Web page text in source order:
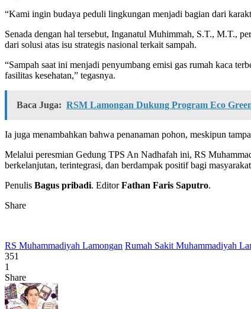
“Kami ingin budaya peduli lingkungan menjadi bagian dari
Senada dengan hal tersebut, Inganatul Muhimmah, S.T., M.T.,
dari solusi atas isu strategis nasional terkait sampah.
“Sampah saat ini menjadi penyumbang emisi gas rumah kaca
fasilitas kesehatan,” tegasnya.
Baca Juga: RSM Lamongan Dukung Program Eco
Ia juga menambahkan bahwa penanaman pohon, meskipun
Melalui peresmian Gedung TPS An Nadhafah ini, RS
berkelanjutan, terintegrasi, dan berdampak positif bagi
Penulis Bagus pribadi. EditorFathan Faris Saputro.
Share
RS Muhammadiyah Lamongan Rumah Sakit Muhammadiyah
351
1
Share